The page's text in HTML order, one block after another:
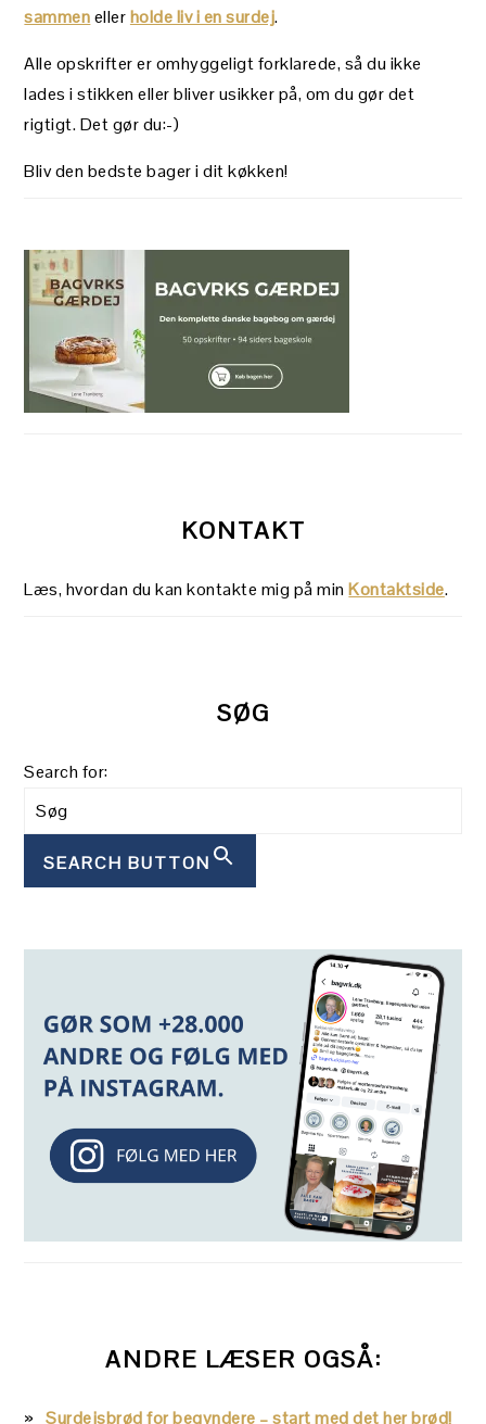
sammenellerholde liv i en surdej.
Alle opskrifter er omhyggeligt forklarede, så du ikke
lades i stikken eller bliver usikker på, om du gør det
rigtigt. Det gør du:-)
Bliv den bedste bager i dit køkken!
KONTAKT
Læs, hvordan du kan kontakte mig på minKontaktside.
SØG
Search for:
SEARCH BUTTON
ANDRE LÆSER OGSÅ:
Surdejsbrød for begyndere – start med det her brød!